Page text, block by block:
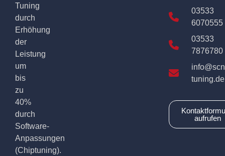
Tuning
durch
Erhöhung
der
Leistung
um
bis
zu
40%
durch
Software-
Anpassungen
(Chiptuning).
03533
6070555
03533
7876780
tuning.de
aufrufen